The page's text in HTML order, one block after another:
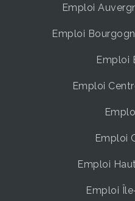
Emploi
Emploi
Emploi
Emploi
Emploi
Emploi
Emploi